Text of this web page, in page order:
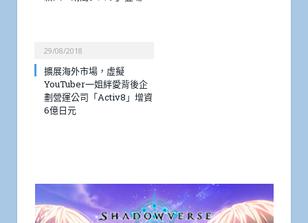
29/08/2018
擴展海外市場，虛擬
YouTuber一姐絆愛背後企
劃營運公司「Activ8」增資
6億日元